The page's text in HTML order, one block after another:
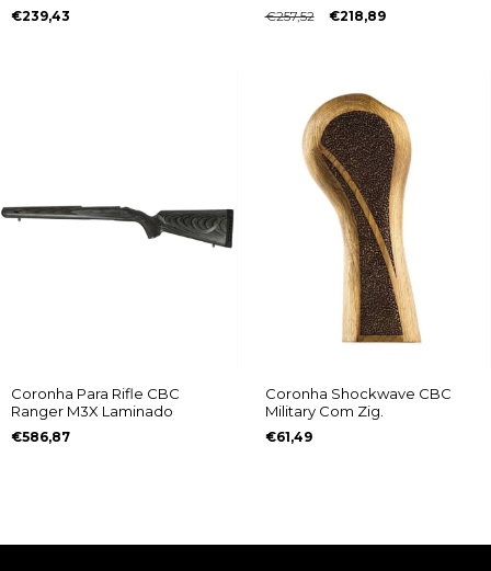
€239,43 €257,52 €218,89
Coronha Para Rifle CBC
Ranger M3X Laminado
€586,87
Coronha Shockwave CBC
Military Com Zig.
€61,49